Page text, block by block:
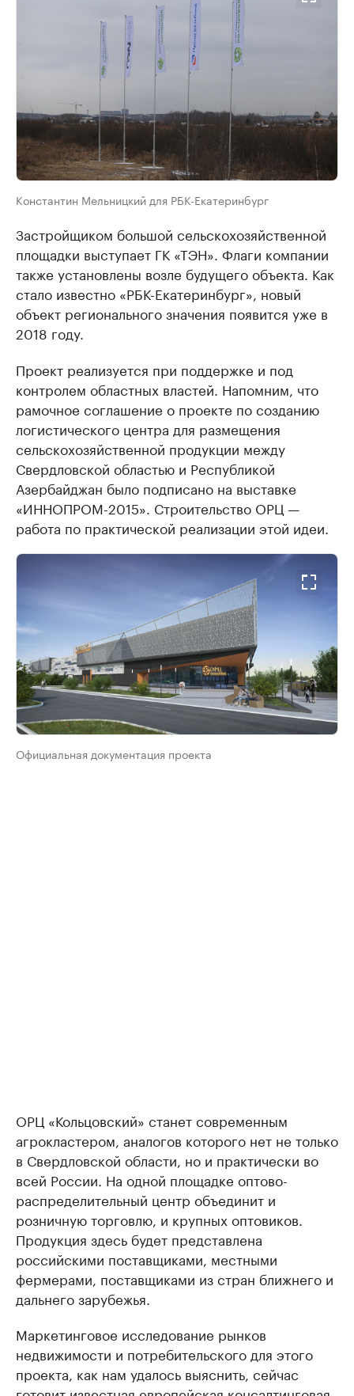
Константин Мельницкий для РБК-Екатеринбург
Застройщиком большой сельскохозяйственной
площадки выступает ГК «ТЭН». Флаги компании
также установлены возле будущего объекта. Как
стало известно «РБК-Екатеринбург», новый
объект регионального значения появится уже в
2018 году.
Проект реализуется при поддержке и под
контролем областных властей. Напомним, что
рамочное соглашение о проекте по созданию
логистического центра для размещения
сельскохозяйственной продукции между
Свердловской областью и Республикой
Азербайджан было подписано на выставке
«ИННОПРОМ-2015». Строительство ОРЦ —
работа по практической реализации этой идеи.
Официальная документация проекта
ОРЦ «Кольцовский» станет современным
агрокластером, аналогов которого нет не только
в Свердловской области, но и практически во
всей России. На одной площадке оптово-
распределительный центр объединит и
розничную торговлю, и крупных оптовиков.
Продукция здесь будет представлена
российскими поставщиками, местными
фермерами, поставщиками из стран ближнего и
дальнего зарубежья.
Маркетинговое исследование рынков
недвижимости и потребительского для этого
проекта, как нам удалось выяснить, сейчас